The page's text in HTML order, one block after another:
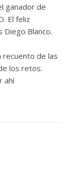
ganador de
El feliz
Diego Blanco.
recuento de las
los retos.
ahí